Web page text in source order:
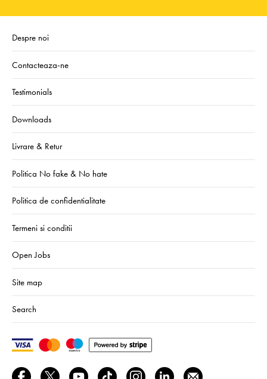
Despre noi
Contacteaza-ne
Testimonials
Downloads
Livrare & Retur
Politica No fake & No hate
Politica de confidentialitate
Termeni si conditii
Open Jobs
Site map
Search